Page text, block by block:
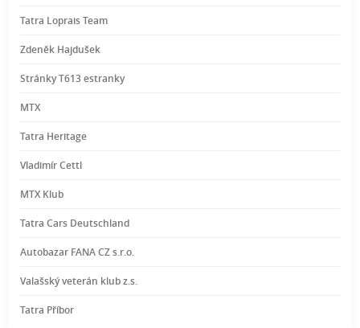
Tatra Loprais Team
Zdeněk Hajdušek
Stránky T613 estranky
MTX
Tatra Heritage
Vladimír Cettl
MTX Klub
Tatra Cars Deutschland
Autobazar FANA CZ s.r.o.
Valašský veterán klub z.s.
Tatra Příbor